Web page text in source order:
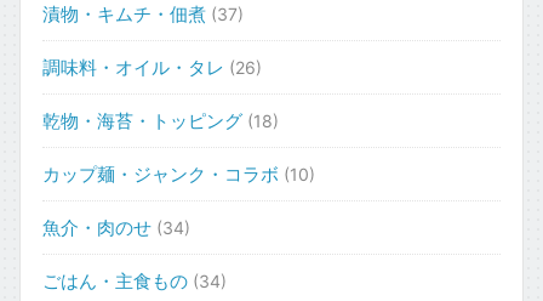
漬物・キムチ・佃煮 (37)
調味料・オイル・タレ (26)
乾物・海苔・トッピング (18)
カップ麺・ジャンク・コラボ (10)
魚介・肉のせ (34)
ごはん・主食もの (34)